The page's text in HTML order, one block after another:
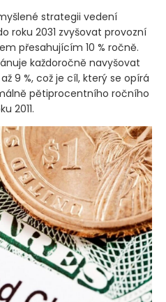
strategii vedení
roku 2031 zvyšovat provozní
přesahujícím 10 % ročně.
každoročně navyšovat
9 %, což je cíl, který se opírá
pětiprocentního ročního
2011.